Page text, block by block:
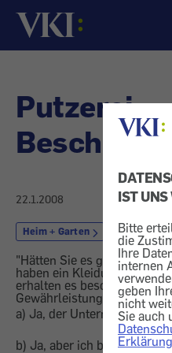
IST
Bitte
die
Ihre
internen
geben
nicht
Sie auch
Erklärung
Startseite
Putzerei -
22.1.2008
Heim + Garten Reinigen
"Hätten Sie es gewusst?" -
haben ein Kleidungsstück
erhalten es beschädigt
Gewährleistung geltend
a) Ja, der Unternehmer
b) Ja, aber ich bekomme